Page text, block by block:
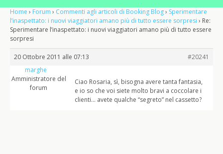
Home › Forum › Commenti agli articoli di Booking Blog› Sperimentare
l’inaspettato: i nuovi viaggiatori amano più di tutto essere sorpresi › Re:
Sperimentare l’inaspettato: i nuovi viaggiatori amano più di tutto essere
sorpresi
20 Ottobre 2011 alle 07:13
#20241
marghe
Amministratore del
forum
Ciao Rosaria, sì, bisogna avere tanta fantasia,
e io so che voi siete molto bravi a coccolare i
clienti… avete qualche “segreto” nel cassetto?